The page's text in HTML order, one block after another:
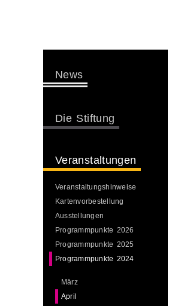
News
Die Stiftung
Veranstaltungen
Veranstaltungshinweise
Kartenvorbestellung
Ausstellungen
Programmpunkte 2026
Programmpunkte 2025
Programmpunkte 2024
März
April